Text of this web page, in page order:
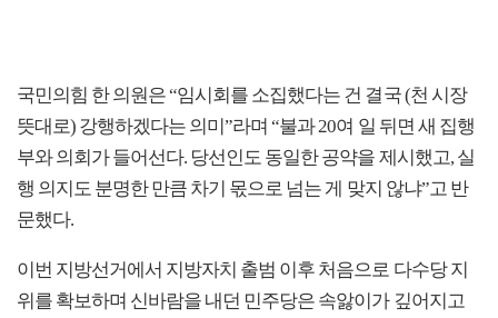
국민의힘 한 의원은 “임시회를 소집했다는 건 결국 (천 시장
뜻대로) 강행하겠다는 의미”라며 “불과 20여 일 뒤면 새 집행
부와 의회가 들어선다. 당선인도 동일한 공약을 제시했고, 실
행 의지도 분명한 만큼 차기 몫으로 넘는 게 맞지 않냐”고 반
문했다.
이번 지방선거에서 지방자치 출범 이후 처음으로 다수당 지
위를 확보하며 신바람을 내던 민주당은 속앓이가 깊어지고